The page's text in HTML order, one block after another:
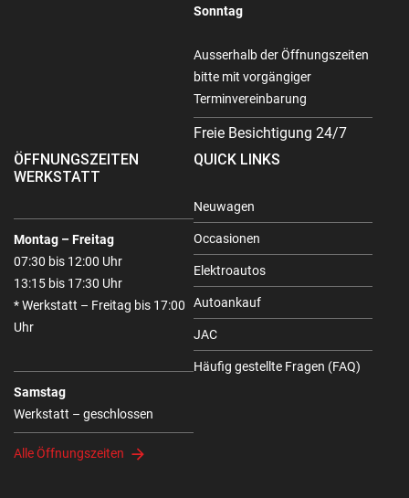
Sonntag
Ausserhalb der Öffnungszeiten
bitte mit vorgängiger
Terminvereinbarung
Freie Besichtigung 24/7
ÖFFNUNGSZEITEN
WERKSTATT
Montag – Freitag
07:30 bis 12:00 Uhr
13:15 bis 17:30 Uhr
* Werkstatt – Freitag bis 17:00
Uhr
Samstag
Werkstatt – geschlossen
Alle Öffnungszeiten
QUICK LINKS
Neuwagen
Occasionen
Elektroautos
Autoankauf
JAC
Häufig gestellte Fragen (FAQ)